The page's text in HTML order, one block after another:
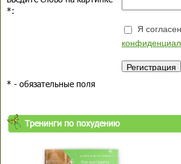
*:
Я
* - обязательные поля
Тренинги по похудению